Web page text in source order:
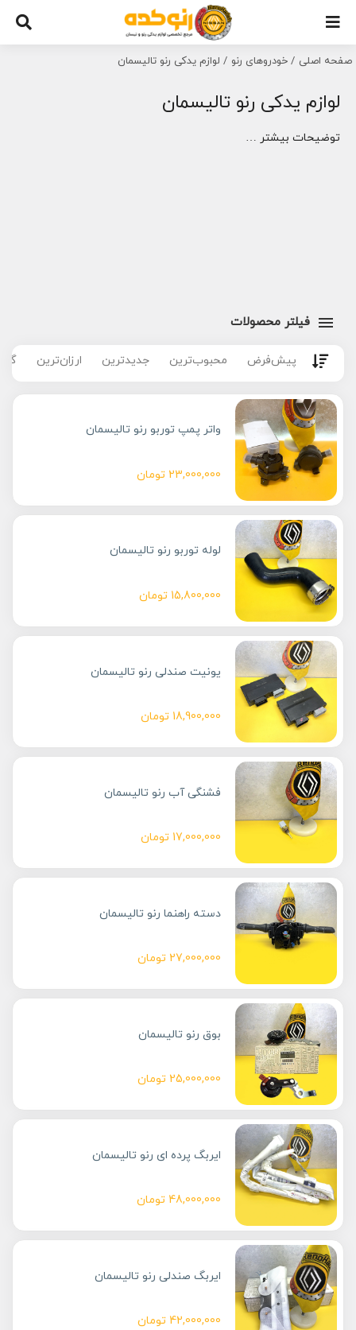
content
صفحه اصلی خودروهای رنو لوازم یدکی رنو تالیسمان
لوازم یدکی رنو تالیسمان
توضیحات بیشتر …
فیلتر محصولات
پیش‌فرض محبوب‌ترین جدیدترین ارزان‌ترین
واتر پمپ توربو رنو تالیسمان
23,000,000 تومان
لوله توربو رنو تالیسمان
15,800,000 تومان
یونیت صندلی رنو تالیسمان
18,900,000 تومان
فشنگی آب رنو تالیسمان
17,000,000 تومان
دسته راهنما رنو تالیسمان
27,000,000 تومان
بوق رنو تالیسمان
25,000,000 تومان
ایربگ پرده ای رنو تالیسمان
48,000,000 تومان
ایربگ صندلی رنو تالیسمان
42,000,000 تومان